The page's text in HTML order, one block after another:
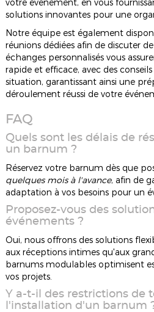
solutions innovantes pour une
Notre équipe est également
réunions dédiées afin de discuter
échanges personnalisés vous
rapide et efficace, avec des
situation, garantissant ainsi une
déroulement réussi de votre
FAQ
Quels sont les délais de
un barnum ?
Réservez votre barnum dès que
quelques mois à l'avance, afin de
adaptation à vos besoins pour un
Proposez-vous des
événements ?
Oui, nous offrons des solutions
aux réceptions intimes qu'aux
barnums modulables optimisent
vos projets.
Y a-t-il des restrictions de
l'installation d'un barnum